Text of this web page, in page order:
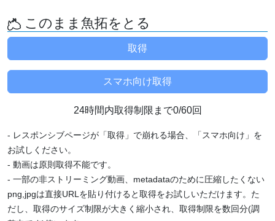
このまま魚拓をとる
24時間内取得制限まで0/60回
- レスポンシブページが「取得」で崩れる場合、「スマホ向け」を
お試しください。
- 動画は原則取得不能です。
- 一部の非ストリーミング動画、metadataのために圧縮したくない
png,jpgは直接URLを貼り付けると取得をお試しいただけます。た
だし、取得のサイズ制限が大きく縮小され、取得制限を数回分(調